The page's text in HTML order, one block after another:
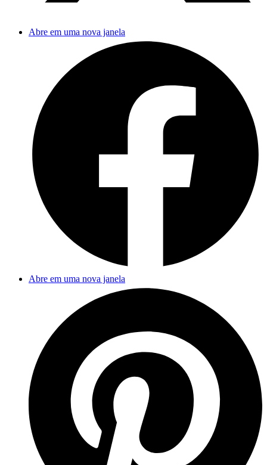
Abre em uma nova janela
Abre em uma nova janela